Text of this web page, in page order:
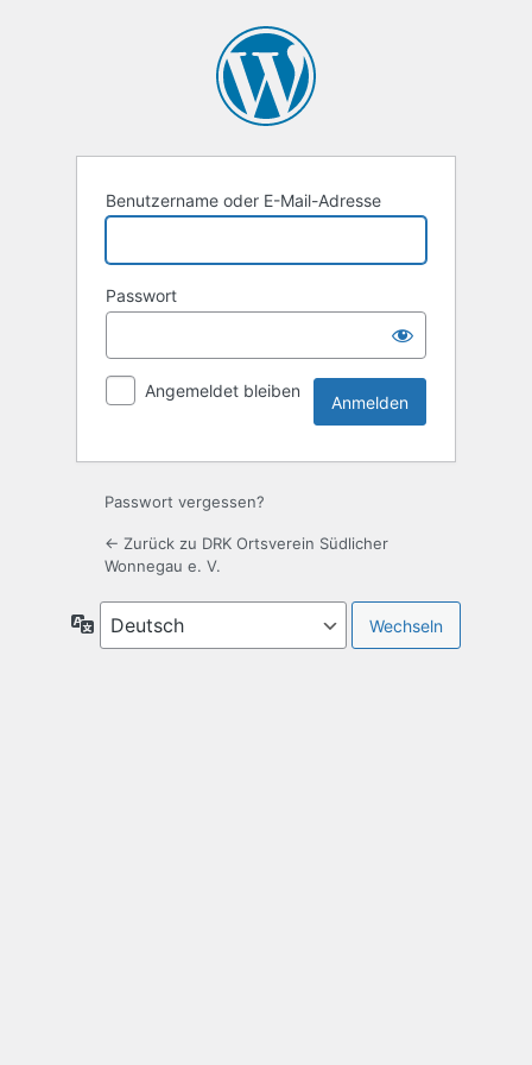
Benutzername oder E-Mail-Adresse
Passwort
Angemeldet bleiben
Passwort vergessen?
← Zurück zu DRK Ortsverein Südlicher
Wonnegau e. V.
Sprache